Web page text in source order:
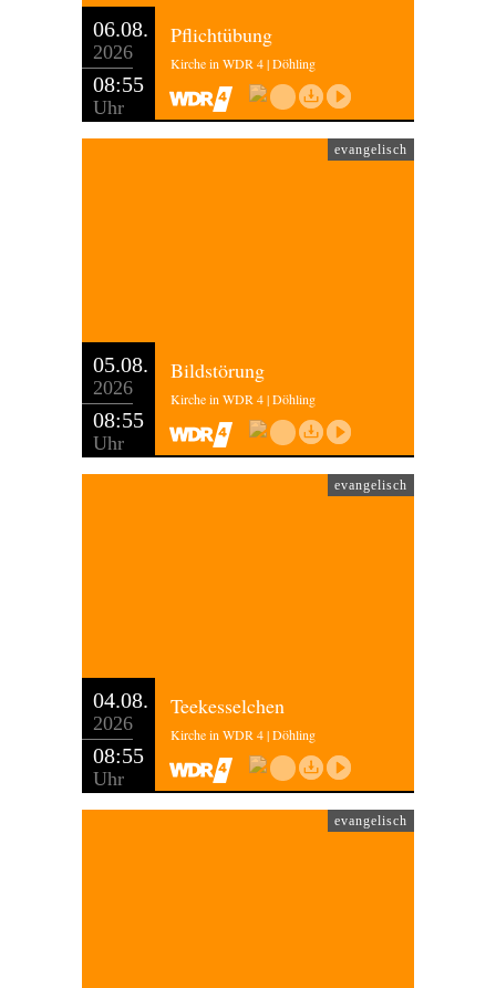
06.08.
2026
08:55
Uhr
Pflichtübung
Kirche in WDR 4 | Döhling
evangelisch
05.08.
2026
08:55
Uhr
Bildstörung
Kirche in WDR 4 | Döhling
evangelisch
04.08.
2026
08:55
Uhr
Teekesselchen
Kirche in WDR 4 | Döhling
evangelisch